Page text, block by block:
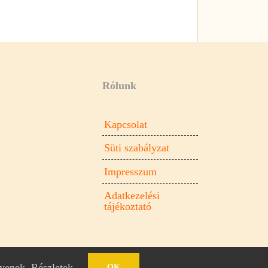
Rólunk
Kapcsolat
Süti szabályzat
Impresszum
Adatkezelési
tájékoztató